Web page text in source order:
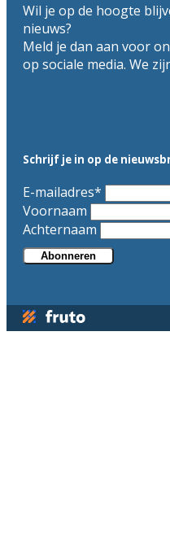
Wil je op de hoogte
nieuws?
Meld je dan aan voor
op sociale media. We
Schrijf je in op de
E-mailadres*
Voornaam
Achternaam
Abonneren